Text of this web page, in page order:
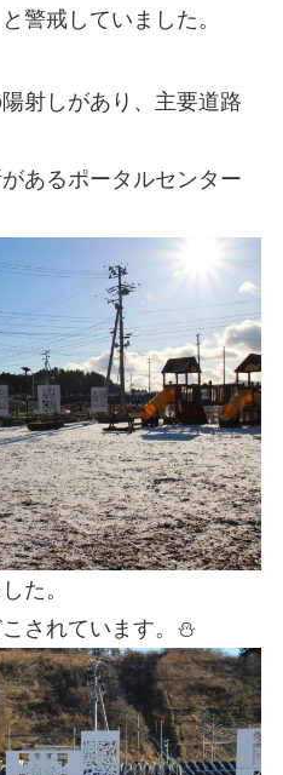
警戒していました。
射しがあり、主要道路
あるポータルセンター
た。
されています。⛄